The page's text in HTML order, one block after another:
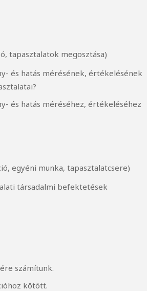
tapasztalatok megosztása)
és hatás mérésének, értékelésének
és hatás méréséhez, értékeléséhez
egyéni munka, tapasztalatcsere)
társadalmi befektetések
számítunk.
kötött.